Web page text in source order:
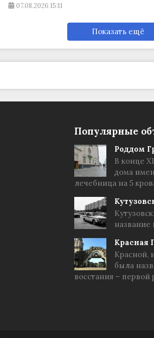
07.08.2026 15:11
Показать ещё
Популярные
Роддом
В конце
дома
лечебница на 5
название
Красная
Красной,
была
восстания – первой